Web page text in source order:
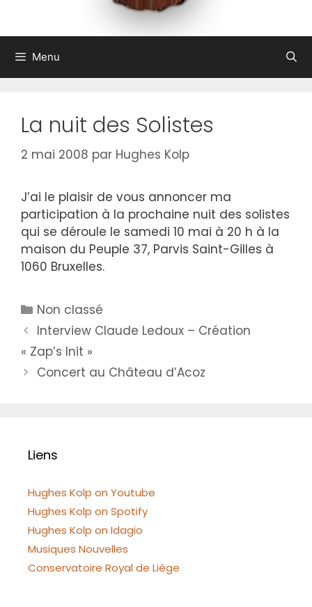
Menu
La nuit des Solistes
2 mai 2008 par Hughes Kolp
J’ai le plaisir de vous annoncer ma
participation à la prochaine nuit des solistes
qui se déroule le samedi 10 mai à 20 h à la
maison du Peuple 37, Parvis Saint-Gilles à
1060 Bruxelles.
Catégories
Non classé
Interview Claude Ledoux – Création
« Zap’s Init »
Concert au Château d’Acoz
Liens
Hughes Kolp on Youtube
Hughes Kolp on Spotify
Hughes Kolp on Idagio
Musiques Nouvelles
Conservatoire Royal de Liège